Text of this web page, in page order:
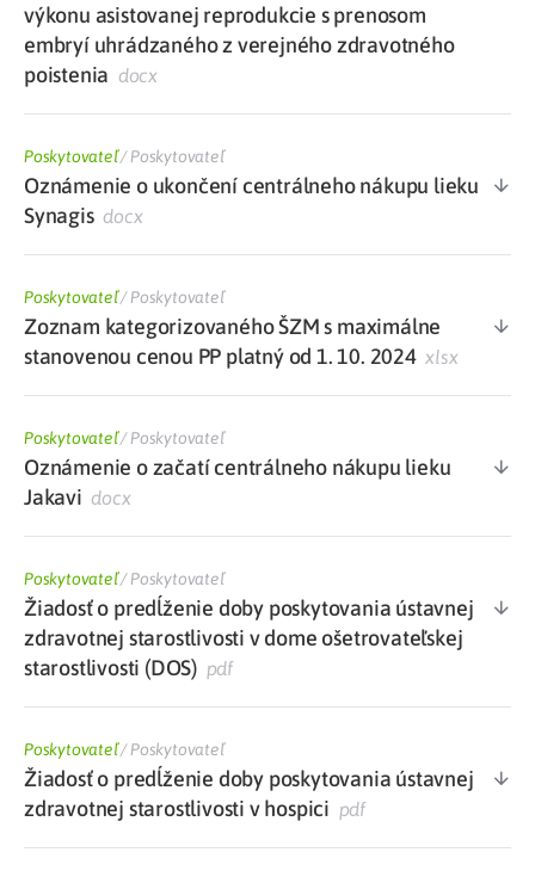
výkonu asistovanej reprodukcie s prenosom
embryí uhrádzaného z verejného zdravotného
poistenia docx
Poskytovateľ/Poskytovateľ
Oznámenie o ukončení centrálneho nákupu lieku
Synagisdocx
Poskytovateľ/Poskytovateľ
Zoznam kategorizovaného ŠZM s maximálne
stanovenou cenou PP platný od 1. 10. 2024xlsx
Poskytovateľ/Poskytovateľ
Oznámenie o začatí centrálneho nákupu lieku
Jakavi docx
Poskytovateľ/Poskytovateľ
Žiadosť o predĺženie doby poskytovania ústavnej
zdravotnej starostlivosti v dome ošetrovateľskej
starostlivosti (DOS) pdf
Poskytovateľ/Poskytovateľ
Žiadosť o predĺženie doby poskytovania ústavnej
zdravotnej starostlivosti v hospici pdf